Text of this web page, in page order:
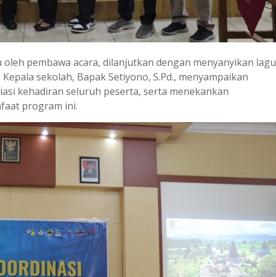
pembawa acara, dilanjutkan dengan menyanyikan lagu
sekolah, Bapak Setiyono, S.Pd., menyampaikan
kehadiran seluruh peserta, serta menekankan
program ini.